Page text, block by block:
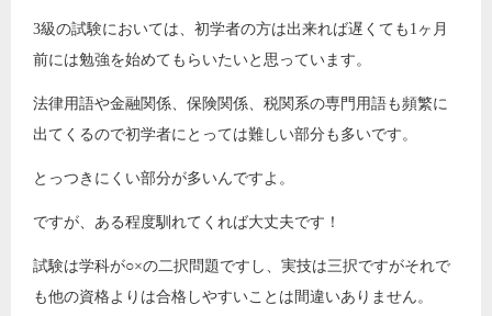
3級の試験においては、初学者の方は出来れば遅くても1ヶ月
前には勉強を始めてもらいたいと思っています。
法律用語や金融関係、保険関係、税関系の専門用語も頻繁に
出てくるので初学者にとっては難しい部分も多いです。
とっつきにくい部分が多いんですよ。
ですが、ある程度馴れてくれば大丈夫です！
試験は学科が○×の二択問題ですし、実技は三択ですがそれで
も他の資格よりは合格しやすいことは間違いありません。